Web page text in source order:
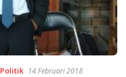
Politik 14 Februari 2018